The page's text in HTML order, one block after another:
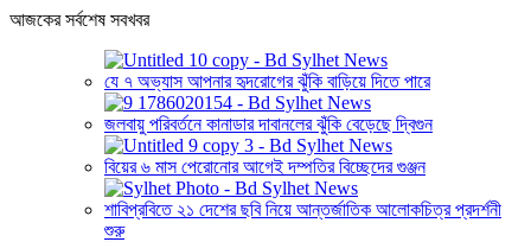
আজকের সর্বশেষ সবখবর
যে ৭ অভ্যাস আপনার হৃদরোগের ঝুঁকি বাড়িয়ে দিতে পারে
জলবায়ু পরিবর্তনে কানাডার দাবানলের ঝুঁকি বেড়েছে দ্বিগুন
বিয়ের ৬ মাস পেরোনোর আগেই দম্পতির বিচ্ছেদের গুঞ্জন
শাবিপ্রবিতে ২১ দেশের ছবি নিয়ে আন্তর্জাতিক আলোকচিত্র প্রদর্শনী
শুরু